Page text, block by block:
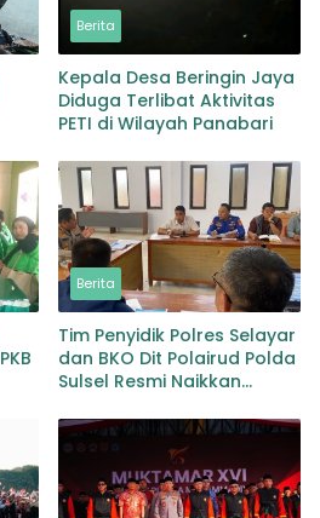
Berita
Kepala Desa Beringin Jaya
Diduga Terlibat Aktivitas
PETI di Wilayah Panabari
Berita
Tim Penyidik Polres Selayar
dan BKO Dit Polairud Polda
Sulsel Resmi Naikkan
Tahap Penyidikan